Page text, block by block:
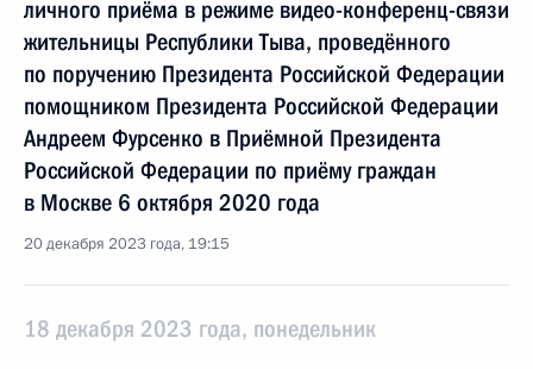
личного приёма в режиме видео-конференц-связи
жительницы Республики Тыва, проведённого
по поручению Президента Российской Федерации
помощником Президента Российской Федерации
Андреем Фурсенко в Приёмной Президента
Российской Федерации по приёму граждан
в Москве 6 октября 2020 года
20 декабря 2023 года, 19:15
18 декабря 2023 года, понедельник